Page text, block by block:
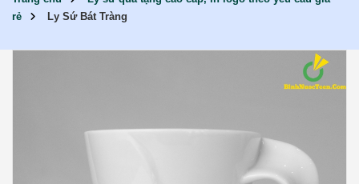
rẻ
Ly Sứ Bát Tràng